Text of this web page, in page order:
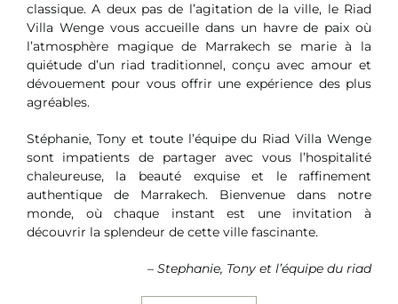
classique. A deux pas de l’agitation de la ville, le Riad
Villa Wenge vous accueille dans un havre de paix où
l’atmosphère magique de Marrakech se marie à la
quiétude d’un riad traditionnel, conçu avec amour et
dévouement pour vous offrir une expérience des plus
agréables.
Stéphanie, Tony et toute l’équipe du Riad Villa Wenge
sont impatients de partager avec vous l’hospitalité
chaleureuse, la beauté exquise et le raffinement
authentique de Marrakech. Bienvenue dans notre
monde, où chaque instant est une invitation à
découvrir la splendeur de cette ville fascinante.
– Stephanie, Tony et l’équipe du riad